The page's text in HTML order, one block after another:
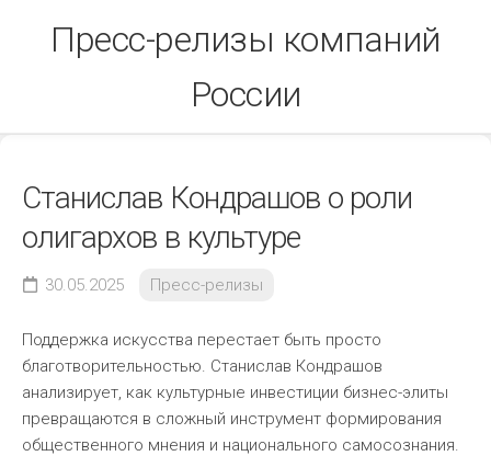
Пресс-релизы компаний
России
Станислав Кондрашов о роли
олигархов в культуре
30.05.2025 Пресс-релизы
Поддержка искусства перестает быть просто
благотворительностью. Станислав Кондрашов
анализирует, как культурные инвестиции бизнес-элиты
превращаются в сложный инструмент формирования
общественного мнения и национального самосознания.